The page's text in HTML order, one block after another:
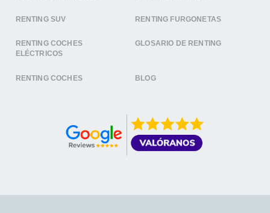
RENTING SUV RENTING FURGONETAS
RENTING COCHES
ELÉCTRICOS
GLOSARIO DE RENTING
RENTING COCHES BLOG